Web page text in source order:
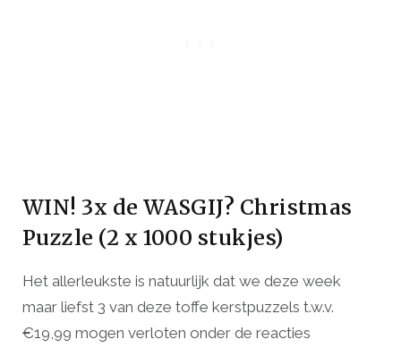
WIN! 3x de WASGIJ? Christmas
Puzzle (2 x 1000 stukjes)
Het allerleukste is natuurlijk dat we deze week
maar liefst 3 van deze toffe kerstpuzzels t.w.v.
€19,99 mogen verloten onder de reacties